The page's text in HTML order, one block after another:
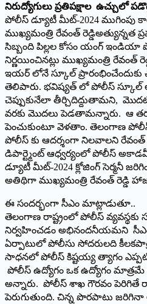
నిరుద్యోగులు ప్రతిపక్షాల ఉచ్చులో
పోలీస్ డ్యూటీ మీట్-2024 ముగింపు
ముఖ్యమంత్రి రేవంత్
సిబ్బంది పిల్లల కోసం యంగ్ ఇండియా
నిర్ణయించిన‌ట్లు ముఖ్య‌మంత్రి రేవంత్
ఇయర్ లోనే స్కూల్ ప్రారంభించేందుకు
తెలిపారు. భవిష్యత్ లో పోలీస్
చెప్పుకునేలా తీర్చిదిద్దుతామ‌ని,
వరకు మొదలు పెడతామ‌న్నారు. ఆ
పెంచుకుంటూ వెళతాం. తెలంగాణ
పోలీస్ కు ఆదర్శంగా నిలవాల‌ని రేవంత్
డిపార్ట్మెంట్ ఆధ్వర్యంలో పోలీస్
డ్యూటీ మీట్-2024 క్లోజింగ్ సెర్మనీ
అతిథిగా ముఖ్యమంత్రి రేవంత్ రెడ్డి
ఈ సందర్భంగా సీఎం మాట్లాడుతూ..
తెలంగాణ రాష్ట్రంలో పోలీస్ వ్యవస్థకు
నిర్వహించడం అభినందనీయమ‌ని సీఎం
ఏర్పాటులో పోలీసు సోదరులది
సాధనలో పోలీస్ కిష్టయ్య త్యాగం
పోలీస్ ఉద్యోగం ఒక ఉద్యోగం
అన్నారు. పోలీస్ శాఖ గౌరవం పెరిగితే
పెరుగుతుంది. చిన్న పొరపాటు జరిగినా